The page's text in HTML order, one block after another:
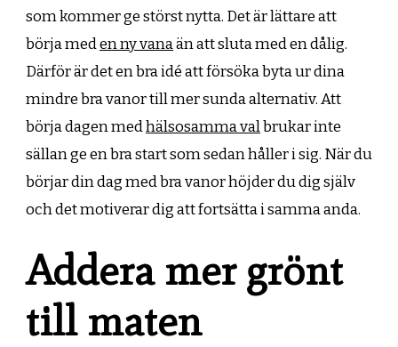
som kommer ge störst nytta. Det är lättare att
börja meden ny vanaän att sluta med en dålig.
Därför är det en bra idé att försöka byta ur dina
mindre bra vanor till mer sunda alternativ. Att
börja dagen medhälsosamma valbrukar inte
sällan ge en bra start som sedan håller i sig. När du
börjar din dag med bra vanor höjder du dig själv
och det motiverar dig att fortsätta i samma anda.
Addera mer grönt
till maten